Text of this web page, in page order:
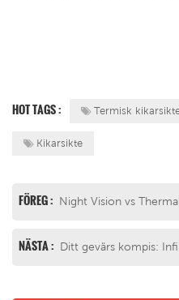
HOT TAGS : Termisk
Kikarsikte
FÖREG : Night Vision vs
NÄSTA : Ditt gevärs kompis: